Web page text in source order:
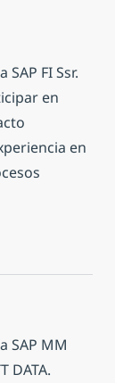
FI Ssr.
en
en
Ssr.
SAP MM
DATA.